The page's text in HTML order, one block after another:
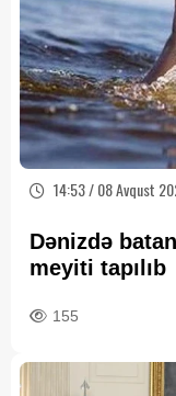
14:53 / 08 Avqust
Dənizdə
meyiti tapılıb
155